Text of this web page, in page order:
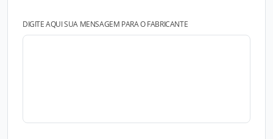
DIGITE AQUI SUA MENSAGEM PARA O FABRICANTE